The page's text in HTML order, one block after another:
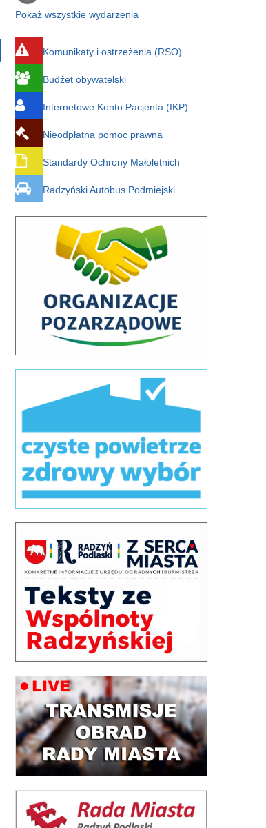
Pokaż wszystkie wydarzenia
Komunikaty i ostrzeżenia (RSO)
Budżet obywatelski
Internetowe Konto Pacjenta (IKP)
Nieodpłatna pomoc prawna
Standardy Ochrony Małoletnich
Radzyński Autobus Podmiejski